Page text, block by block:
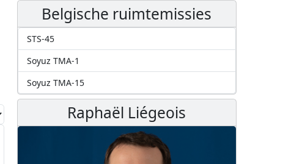
Belgische ruimtemissies
STS-45
Soyuz TMA-1
Soyuz TMA-15
Raphaël Liégeois